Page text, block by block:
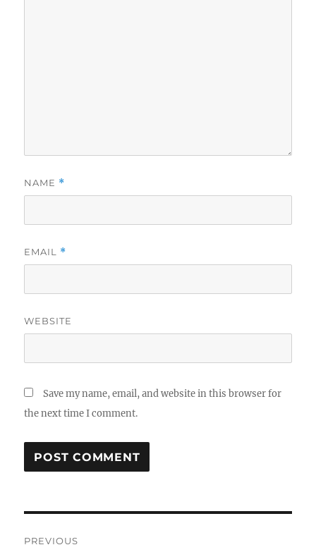
NAME *
EMAIL *
WEBSITE
Save my name, email, and website in this browser for
the next time I comment.
PREVIOUS